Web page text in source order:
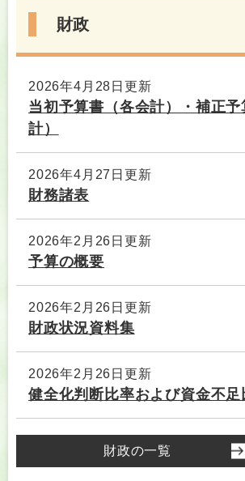
財政
2026年4月28日更新
当初予算書（各会計）・補正
計）
2026年4月27日更新
財務諸表
2026年2月26日更新
予算の概要
2026年2月26日更新
財政状況資料集
2026年2月26日更新
健全化判断比率および資金不足
財政の一覧